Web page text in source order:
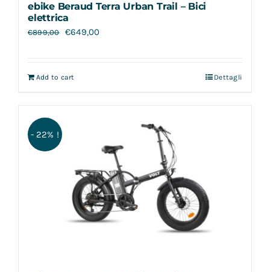
ebike Beraud Terra Urban Trail – Bici
elettrica
€899,00 €649,00
Add to cart Dettagli
- 22% !